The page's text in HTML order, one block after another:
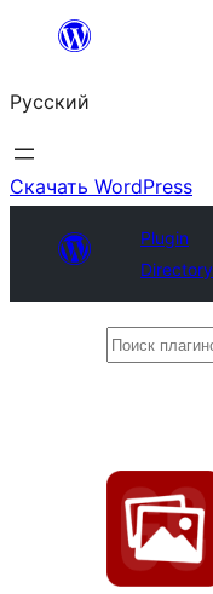
Перейти
содержимому
Русский
Скачать WordPress
Plugin
Directory
Поиск